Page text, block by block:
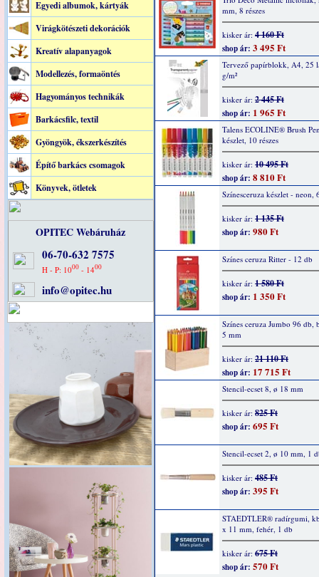
Egyedi albumok, kártyák
Virágkötészeti dekorációk
Kreatív alapanyagok
Modellezés, formaöntés
Hagyományos technikák
Barkácsfilc, textil
Gyöngyök, ékszerkészítés
Építő barkács csomagok
Könyvek, ötletek
OPITEC Webáruház
06-70-632 7575
H - P: 1000- 1400
info@opitec.hu
mm, 8 részes
kisker ár: 4 160 Ft
shop ár: 3 495 Ft
Tervező papírblokk, A4, 25
g/m²
kisker ár: 2 445 Ft
shop ár: 1 965 Ft
Talens ECOLINE® Brush
készlet, 10 részes
kisker ár: 10 495 Ft
shop ár: 8 810 Ft
Színesceruza készlet - neon,
kisker ár: 1 135 Ft
shop ár: 980 Ft
Színes ceruza Ritter - 12 db
kisker ár: 1 580 Ft
shop ár: 1 350 Ft
Színes ceruza Jumbo 96 db,
5 mm
kisker ár: 21 110 Ft
shop ár: 17 715 Ft
Stencil-ecset 8, ø 18 mm
kisker ár: 825 Ft
shop ár: 695 Ft
Stencil-ecset 2, ø 10 mm, 1
kisker ár: 485 Ft
shop ár: 395 Ft
STAEDTLER® radírgumi,
x 11 mm, fehér, 1 db
kisker ár: 675 Ft
shop ár: 570 Ft